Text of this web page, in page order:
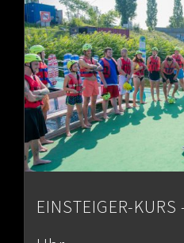
EINSTEIGER-